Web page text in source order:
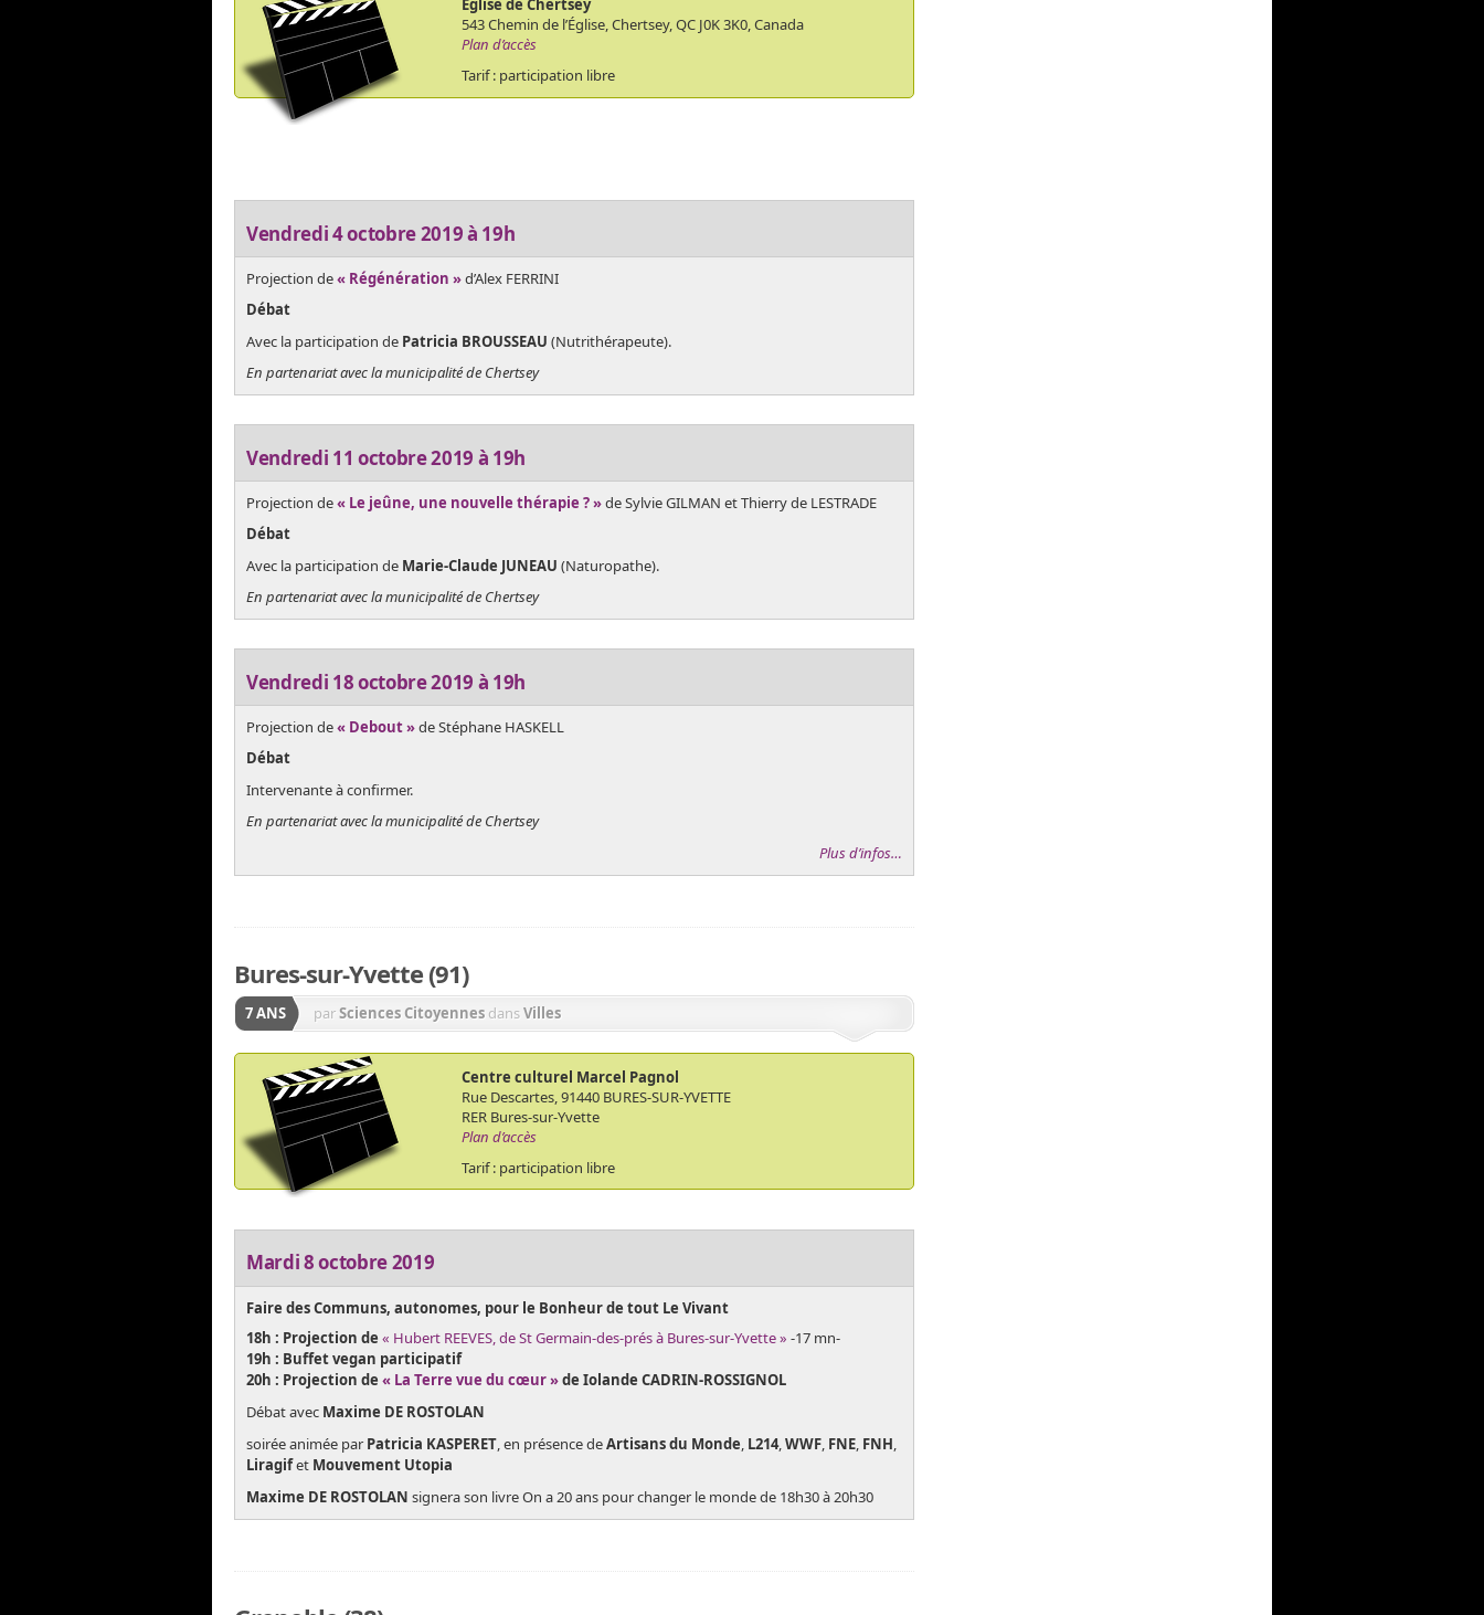
Eglise de Chertsey
543 Chemin de l’Église, Chertsey, QC J0K 3K0, Canada
Plan d’accès
Tarif : participation libre
Vendredi 4 octobre 2019 à 19h
Projection de« Régénération »d’Alex FERRINI
Débat
Avec la participation de Patricia BROUSSEAU (Nutrithérapeute).
En partenariat avec la municipalité de Chertsey
Vendredi 11 octobre 2019 à 19h
Projection de« Le jeûne, une nouvelle thérapie ? »de Sylvie GILMAN et Thierry de LESTRADE
Débat
Avec la participation de Marie-Claude JUNEAU (Naturopathe).
En partenariat avec la municipalité de Chertsey
Vendredi 18 octobre 2019 à 19h
Projection de« Debout »de Stéphane HASKELL
Débat
Intervenante à confirmer.
En partenariat avec la municipalité de Chertsey
Plus d’infos…
Bures-sur-Yvette (91)
7 ANS parSciences Citoyennes dansVilles
Centre culturel Marcel Pagnol
Rue Descartes, 91440 BURES-SUR-YVETTE
RER Bures-sur-Yvette
Plan d’accès
Tarif : participation libre
Mardi 8 octobre 2019
Faire des Communs, autonomes, pour le Bonheur de tout Le Vivant
18h : Projection de « Hubert REEVES, de St Germain-des-prés à Bures-sur-Yvette » -17 mn-
19h : Buffet vegan participatif
20h : Projection de « La Terre vue du cœur »de Iolande CADRIN-ROSSIGNOL
Débat avec Maxime DE ROSTOLAN
soirée animée par Patricia KASPERET, en présence deArtisans du Monde, L214,WWF, FNE, FNH,
Liragifet Mouvement Utopia
Maxime DE ROSTOLAN signera son livre On a 20 ans pour changer le monde de 18h30 à 20h30